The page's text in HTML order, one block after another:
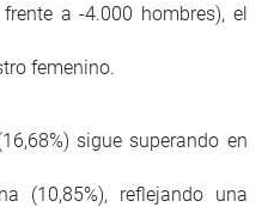
a -4.000 hombres), el
femenino.
sigue superando en
(10,85%), reflejando una